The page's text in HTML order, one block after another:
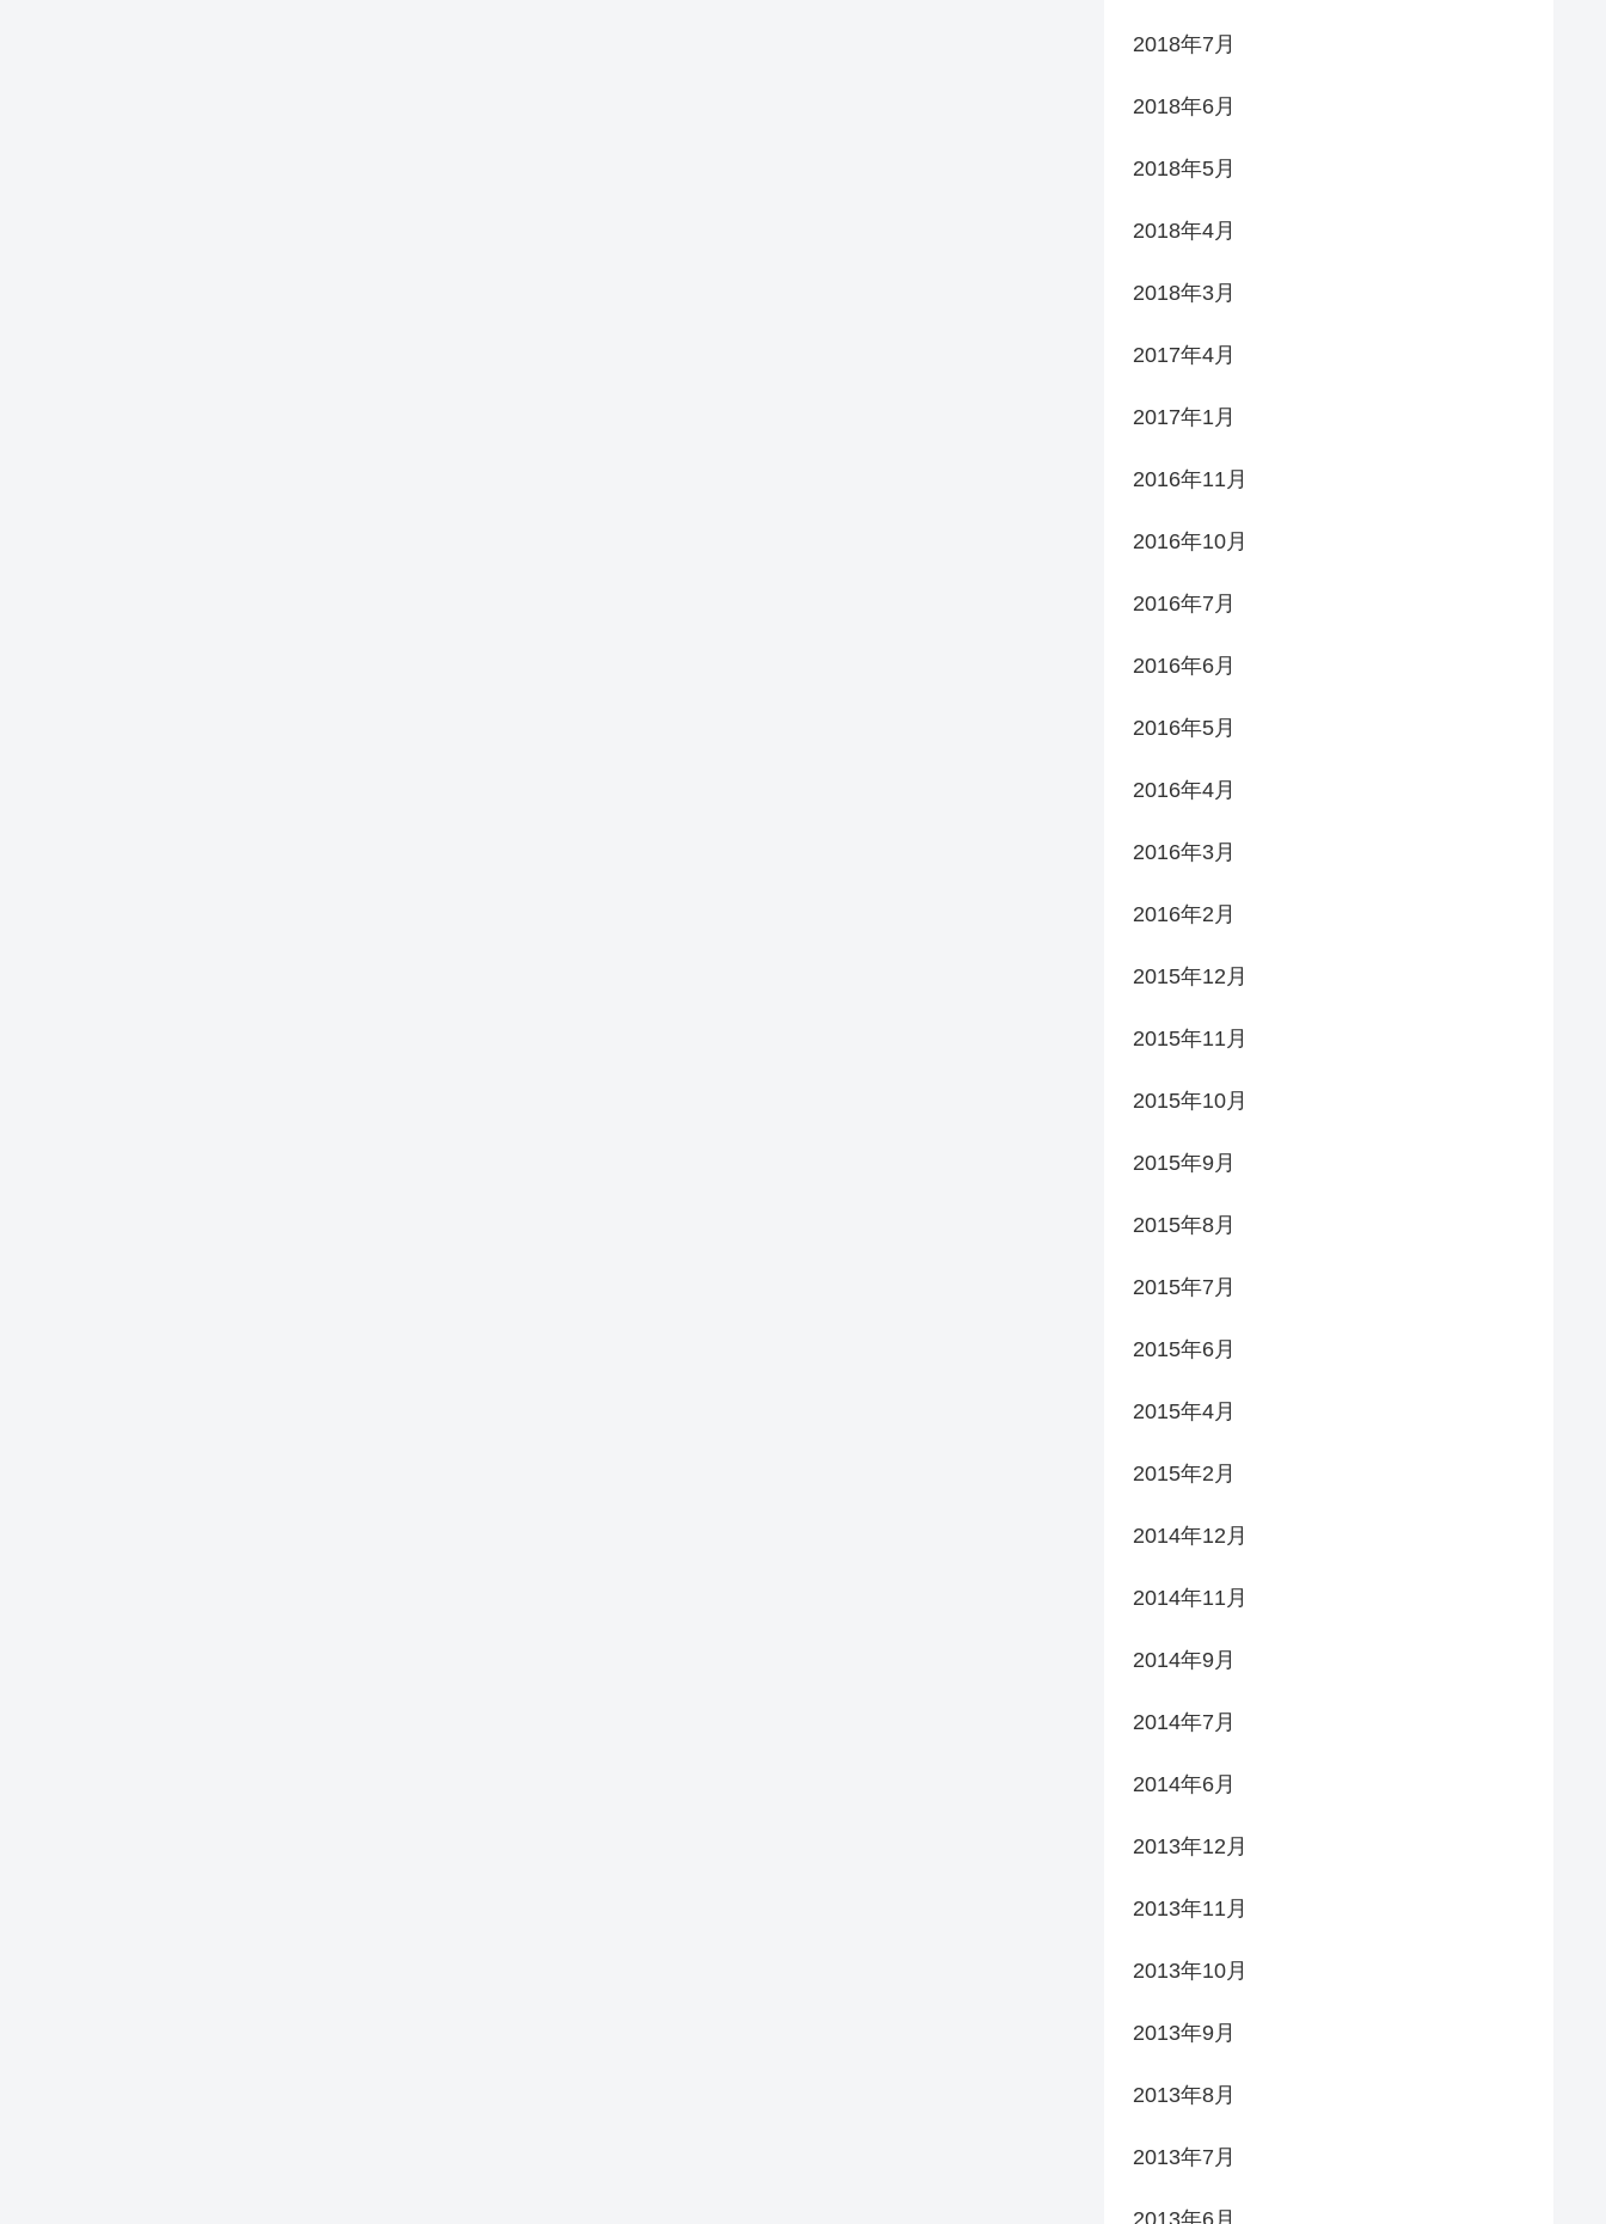
2018年7月
2018年6月
2018年5月
2018年4月
2018年3月
2017年4月
2017年1月
2016年11月
2016年10月
2016年7月
2016年6月
2016年5月
2016年4月
2016年3月
2016年2月
2015年12月
2015年11月
2015年10月
2015年9月
2015年8月
2015年7月
2015年6月
2015年4月
2015年2月
2014年12月
2014年11月
2014年9月
2014年7月
2014年6月
2013年12月
2013年11月
2013年10月
2013年9月
2013年8月
2013年7月
2013年6月